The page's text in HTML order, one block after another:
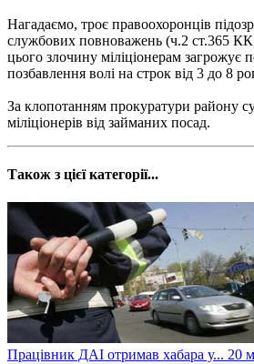
Нагадаємо, троє правоохоронців
службових повноважень (ч.2 ст.365 КК
цього злочину міліціонерам загрожує
позбавлення волі на строк від 3 до 8
За клопотанням прокуратури району
міліціонерів від займаних посад.
Також з цієї категорії...
Працівник ДАІ отримав хабара у... 20